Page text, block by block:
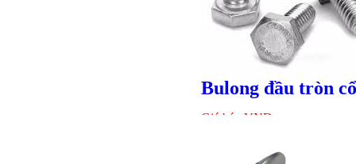
Giá bánVND
Giá bán VND
Bulong đầu tròn